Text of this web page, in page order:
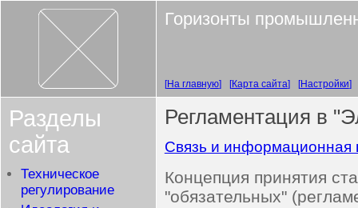
Горизонты
На главную Карта сайта Настройки
Разделы
сайта
Техническое
регулирование
Регламентация в
Связь и информационная
Концепция принятия
"обязательных"